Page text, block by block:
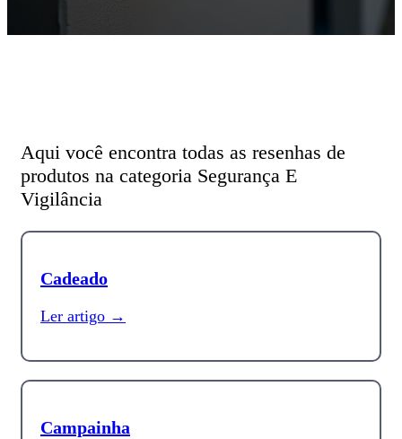
Aqui você encontra todas as resenhas de
produtos na categoria Segurança E
Vigilância
Cadeado
Ler artigo →
Campainha